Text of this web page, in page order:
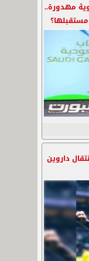
مهدورة..
داروين